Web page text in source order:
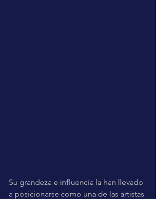
Su grandeza e influencia la han llevado
a posicionarse como una de las artistas